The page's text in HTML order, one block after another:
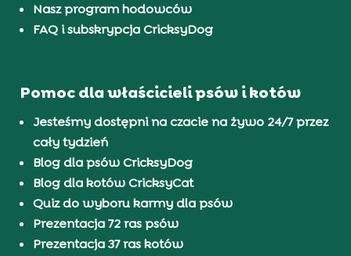
Nasz program hodowców
FAQ i subskrypcja CricksyDog
Pomoc dla właścicieli psów i kotów
Jesteśmy dostępni na czacie na żywo 24/7 przez
cały tydzień
Blog dla psów CricksyDog
Blog dla kotów CricksyCat
Quiz do wyboru karmy dla psów
Prezentacja 72 ras psów
Prezentacja 37 ras kotów